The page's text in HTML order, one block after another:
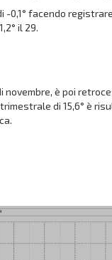
facendo
il 29.
è poi
di 15,6° è